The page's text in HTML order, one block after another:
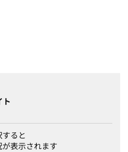
ト
ると
表示されます